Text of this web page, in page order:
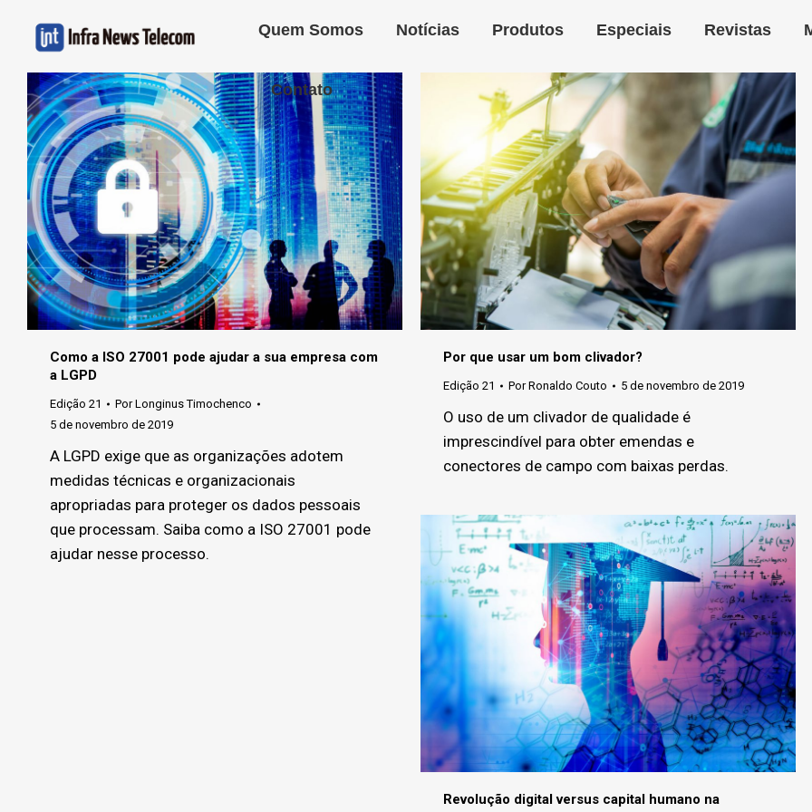
Quem Somos Notícias Produtos Especiais Revistas
Contato
Como a ISO 27001 pode ajudar a sua empresa com
a LGPD
Edição 21 PorLonginus Timochenco
5 de novembro de 2019
A LGPD exige que as organizações adotem
medidas técnicas e organizacionais
apropriadas para proteger os dados pessoais
que processam. Saiba como a ISO 27001 pode
ajudar nesse processo.
Por que usar um bom clivador?
Edição 21 PorRonaldo Couto 5 de novembro de 2019
O uso de um clivador de qualidade é
imprescindível para obter emendas e
conectores de campo com baixas perdas.
Revolução digital versus capital humano na